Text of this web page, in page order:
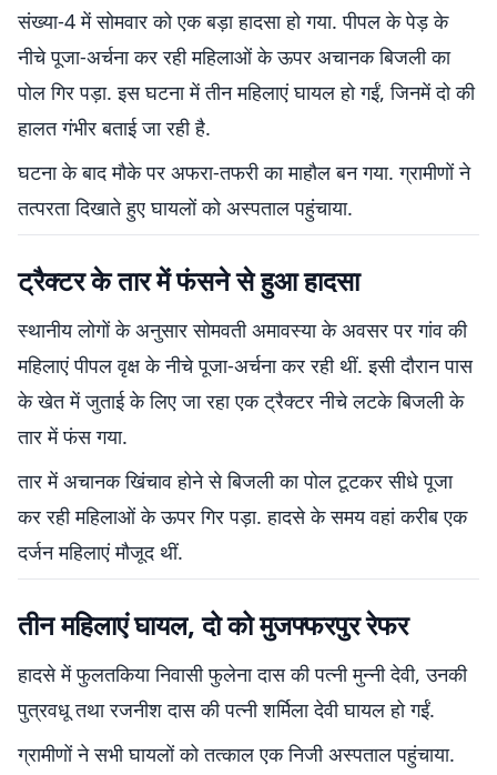
संख्या-4 में सोमवार को एक बड़ा हादसा हो गया. पीपल के पेड़ के
नीचे पूजा-अर्चना कर रही महिलाओं के ऊपर अचानक बिजली का
पोल गिर पड़ा. इस घटना में तीन महिलाएं घायल हो गईं, जिनमें दो की
हालत गंभीर बताई जा रही है.
घटना के बाद मौके पर अफरा-तफरी का माहौल बन गया. ग्रामीणों ने
तत्परता दिखाते हुए घायलों को अस्पताल पहुंचाया.
ट्रैक्टर के तार में फंसने से हुआ हादसा
स्थानीय लोगों के अनुसार सोमवती अमावस्या के अवसर पर गांव की
महिलाएं पीपल वृक्ष के नीचे पूजा-अर्चना कर रही थीं. इसी दौरान पास
के खेत में जुताई के लिए जा रहा एक ट्रैक्टर नीचे लटके बिजली के
तार में फंस गया.
तार में अचानक खिंचाव होने से बिजली का पोल टूटकर सीधे पूजा
कर रही महिलाओं के ऊपर गिर पड़ा. हादसे के समय वहां करीब एक
दर्जन महिलाएं मौजूद थीं.
तीन महिलाएं घायल, दो को मुजफ्फरपुर रेफर
हादसे में फुलतकिया निवासी फुलेना दास की पत्नी मुन्नी देवी, उनकी
पुत्रवधू तथा रजनीश दास की पत्नी शर्मिला देवी घायल हो गईं.
ग्रामीणों ने सभी घायलों को तत्काल एक निजी अस्पताल पहुंचाया.